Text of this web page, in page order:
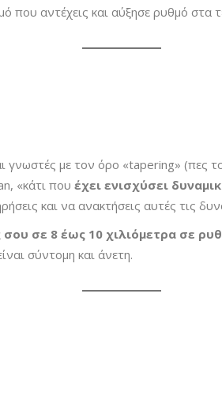
που αντέχεις και αύξησε ρυθμό στα
γνωστές με τον όρο «tapering» (πες
«κάτι που έχει ενισχύσει
και να ανακτήσεις αυτές τις
σου σε 8 έως 10 χιλιόμετρα σε
σύντομη και άνετη.